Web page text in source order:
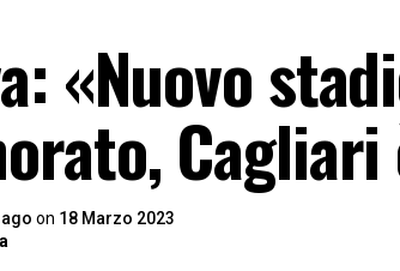
«Nuovo
on 18 Marzo 2023